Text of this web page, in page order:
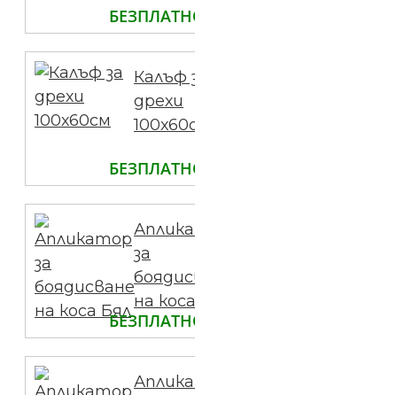
БЕЗПЛАТНО
Калъф за
дрехи
100х60см
БЕЗПЛАТНО
Апликатор
за
боядисване
на коса Бял
БЕЗПЛАТНО
Апликатор